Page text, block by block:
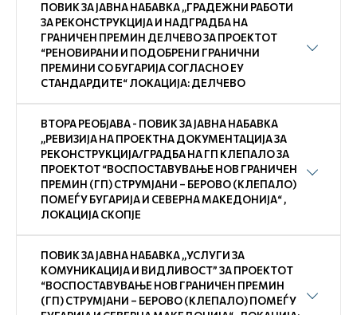
ПОВИК ЗА ЈАВНА НАБАВКА ,,ГРАДЕЖНИ РАБОТИ
ЗА РЕКОНСТРУКЦИЈА И НАДГРАДБА НА
ГРАНИЧЕН ПРЕМИН ДЕЛЧЕВО ЗА ПРОЕКТОТ
“РЕНОВИРАНИ И ПОДОБРЕНИ ГРАНИЧНИ
ПРЕМИНИ СО БУГАРИЈА СОГЛАСНО ЕУ
СТАНДАРДИТЕ“ ЛОКАЦИЈА: ДЕЛЧЕВО
ВТОРА РЕОБЈАВА - ПОВИК ЗА ЈАВНА НАБАВКА
,,РЕВИЗИЈА НА ПРОЕКТНА ДОКУМЕНТАЦИЈА ЗА
РЕКОНСТРУКЦИЈА/ГРАДБА НА ГП КЛЕПАЛО ЗА
ПРОЕКТОТ “ВОСПОСТАВУВАЊЕ НОВ ГРАНИЧЕН
ПРЕМИН (ГП) СТРУМЈАНИ – БЕРОВО (КЛЕПАЛО)
ПОМЕЃУ БУГАРИЈА И СЕВЕРНА МАКЕДОНИЈА“ ,
ЛОКАЦИЈА СКОПЈЕ
ПОВИК ЗА ЈАВНА НАБАВКА ,,УСЛУГИ ЗА
КОМУНИКАЦИЈА И ВИДЛИВОСТ” ЗА ПРОЕКТОТ
“ВОСПОСТАВУВАЊЕ НОВ ГРАНИЧЕН ПРЕМИН
(ГП) СТРУМЈАНИ – БЕРОВО (КЛЕПАЛО) ПОМЕЃУ